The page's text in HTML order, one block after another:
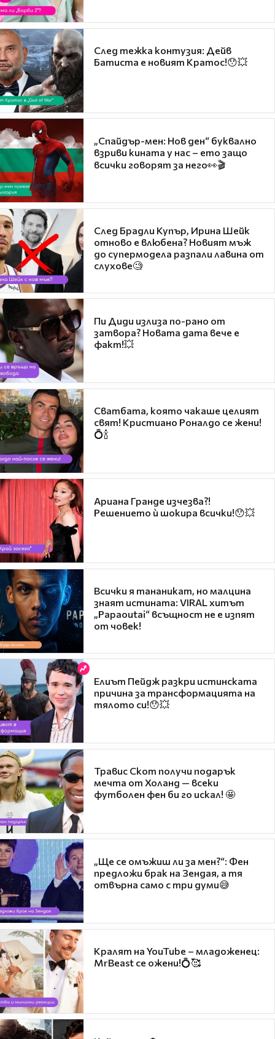
След тежка контузия: Дейв
Батиста е новият Кратос!😯💥
„Спайдър-мен: Нов ден“ буквално
взриви кината у нас – ето защо
всички говорят за него👀🎬
След Брадли Купър, Ирина Шейк
отново е влюбена? Новият мъж
до супермодела разпали лавина от
слухове🧐
Пи Диди излиза по-рано от
затвора? Новата дата вече е
факт!💥
Сватбата, която чакаше целият
свят! Кристиано Роналдо се жени!
💍🍾
Ариана Гранде изчезва?!
Решението ѝ шокира всички!😯💥
Всички я тананикат, но малцина
знаят истината: VIRAL хитът
„Papaoutai“ всъщност не е изпят
от човек!
Елиът Пейдж разкри истинската
причина за трансформацията на
тялото си!😯💥
Травис Скот получи подарък
мечта от Холанд — всеки
футболен фен би го искал! 🤩
„Ще се омъжиш ли за мен?“: Фен
предложи брак на Зендая, а тя
отвърна само с три думи😅
Кралят на YouTube – младоженец:
MrBeast се ожени!💍🥰